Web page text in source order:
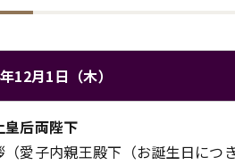
12月1日（木）
内容
皇后両陛下
（愛子内親王殿下（お誕生日につ